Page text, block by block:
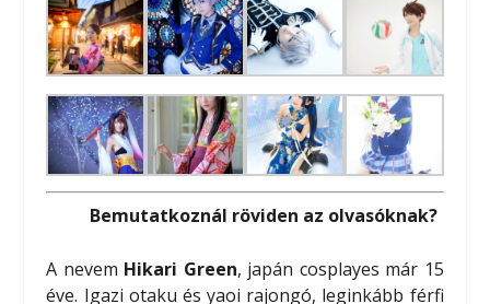
Bemutatkoznál röviden az olvasóknak?
A nevem Hikari Green, japán cosplayes már 15
éve. Igazi otaku és yaoi rajongó, leginkább férfi